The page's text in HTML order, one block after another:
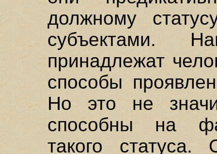
должному
субъектами.
принадлежат
способы
Но это не
способны на
такого